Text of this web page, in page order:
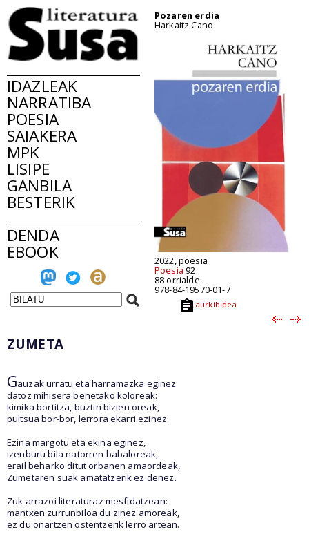
IDAZLEAK
NARRATIBA
POESIA
SAIAKERA
MPK
LISIPE
GANBILA
BESTERIK
DENDA
EBOOK
Pozaren erdia
Harkaitz Cano
2022, poesia
Poesia 92
88 orrialde
978-84-19570-01-7
aurkibidea
ZUMETA
Gauzak urratu eta harramazka eginez
datoz mihisera benetako koloreak:
kimika bortitza, buztin bizien oreak,
pultsua bor-bor, lerrora ekarri ezinez.
Ezina margotu eta ekina eginez,
izenburu bila natorren babaloreak,
erail beharko ditut orbanen amaordeak,
Zumetaren suak amatatzerik ez denez.
Zuk arrazoi literaturaz mesfidatzean:
mantxen zurrunbiloa du zinez amoreak,
ez du onartzen ostentzerik lerro artean.